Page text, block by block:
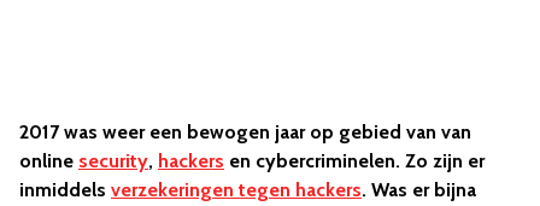
2017 was weer een bewogen jaar op gebied van van
online security, hackers en cybercriminelen. Zo zijn er
inmiddels verzekeringen tegen hackers. Was er bijna